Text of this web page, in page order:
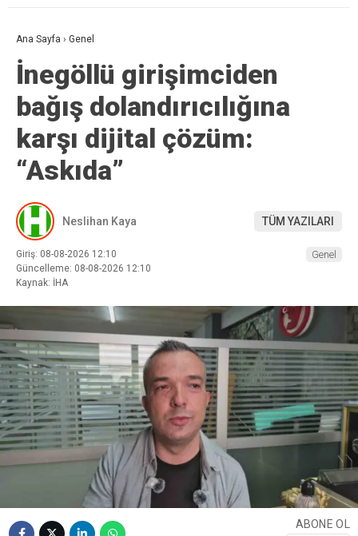
Ana Sayfa › Genel
İnegöllü girişimciden
bağış dolandırıcılığına
karşı dijital çözüm:
“Askıda”
Neslihan Kaya TÜM YAZILARI
Giriş: 08-08-2026 12:10
Güncelleme: 08-08-2026 12:10
Kaynak: İHA
Genel
ABONE OL